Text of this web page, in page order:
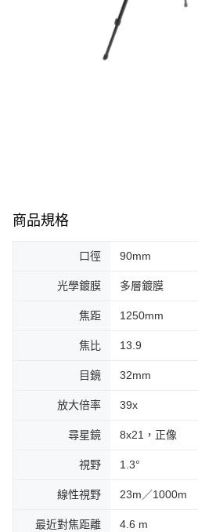
商品規格
口徑 90mm
光學鍍膜 多層鍍膜
焦距 1250mm
焦比 13.9
目鏡 32mm
放大倍率 39x
尋星鏡 8x21，正像
視野 1.3°
線性視野 23m／1000m
最近對焦距離 4.6 m